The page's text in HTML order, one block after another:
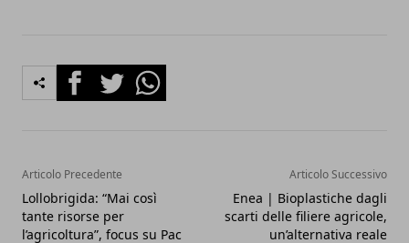
FacebookTwitterWhatsapp
Articolo Precedente
Lollobrigida: “Mai così
tante risorse per
l’agricoltura”, focus su Pac
Articolo Successivo
Enea | Bioplastiche dagli
scarti delle filiere agricole,
un’alternativa reale